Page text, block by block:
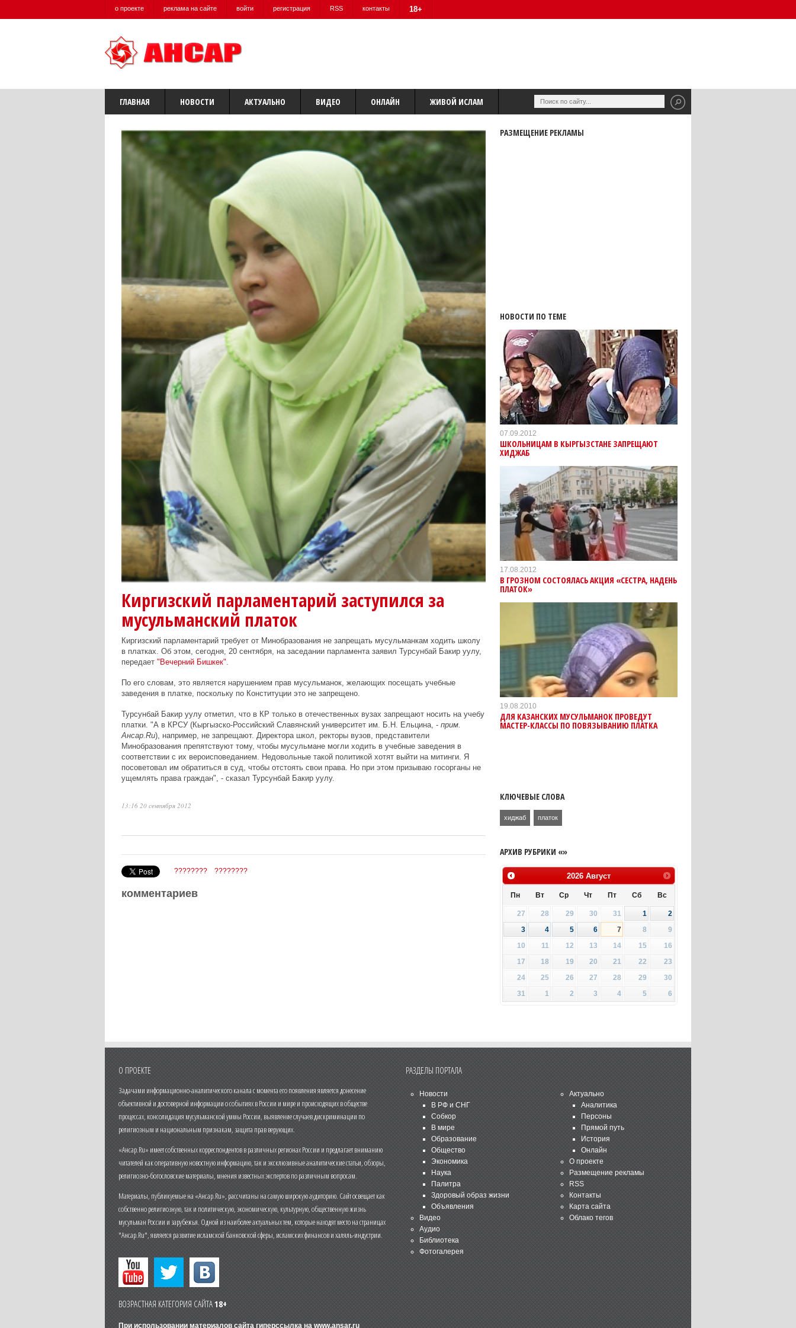
о проекте реклама на сайте войти регистрация RSS контакты 18+
ГЛАВНАЯ НОВОСТИ АКТУАЛЬНО ВИДЕО ОНЛАЙН ЖИВОЙ ИСЛАМ
Киргизский парламентарий заступился за
мусульманский платок
Киргизский парламентарий требует от Минобразования не запрещать мусульманкам ходить школу
в платках. Об этом, сегодня, 20 сентября, на заседании парламента заявил Турсунбай Бакир уулу,
передает "Вечерний Бишкек".
По его словам, это является нарушением прав мусульманок, желающих посещать учебные
заведения в платке, поскольку по Конституции это не запрещено.
Турсунбай Бакир уулу отметил, что в КР только в отечественных вузах запрещают носить на учебу
платки. "А в КРСУ (Кыргызско-Российский Славянский университет им. Б.Н. Ельцина, -прим.
Ансар.Ru), например, не запрещают. Директора школ, ректоры вузов, представители
Минобразования препятствуют тому, чтобы мусульмане могли ходить в учебные заведения в
соответствии с их вероисповеданием. Недовольные такой политикой хотят выйти на митинги. Я
посоветовал им обратиться в суд, чтобы отстоять свои права. Но при этом призываю госорганы не
ущемлять права граждан", - сказал Турсунбай Бакир уулу.
13:16 20 сентября 2012
???????? ????????
комментариев
РАЗМЕЩЕНИЕ РЕКЛАМЫ
НОВОСТИ ПО ТЕМЕ
07.09.2012
ШКОЛЬНИЦАМ В КЫРГЫЗСТАНЕ ЗАПРЕЩАЮТ
ХИДЖАБ
17.08.2012
В ГРОЗНОМ СОСТОЯЛАСЬ АКЦИЯ «СЕСТРА, НАДЕНЬ
ПЛАТОК»
19.08.2010
ДЛЯ КАЗАНСКИХ МУСУЛЬМАНОК ПРОВЕДУТ
МАСТЕР-КЛАССЫ ПО ПОВЯЗЫВАНИЮ ПЛАТКА
КЛЮЧЕВЫЕ СЛОВА
хиджаб платок
АРХИВ РУБРИКИ «»
2026 Август
Пн Вт Ср Чт Пт Сб Вс
27 28 29 30 31 1
2
3
4 5 6 7 8
9
10
11 12 13 14 15
16
17
18 19 20 21 22
23
24
25 26 27 28 29
30
31
1 2 3 4 5 6
О ПРОЕКТЕ
Задачами информационно-аналитического канала с момента его появления является донесение
объективной и достоверной информации о событиях в России и мире и происходящих в обществе
процессах, консолидация мусульманской уммы России, выявление случаев дискриминации по
религиозным и национальным признакам, защита прав верующих.
«Ансар.Ru» имеет собственных корреспондентов в различных регионах России и предлагает вниманию
читателей как оперативную новостную информацию, так и эксклюзивные аналитические статьи, обзоры,
религиозно-богословские материалы, мнения известных экспертов по различным вопросам.
Материалы, публикуемые на «Ансар.Ru», рассчитаны на самую широкую аудиторию. Сайт освещает как
собственно религиозную, так и политическую, экономическую, культурную, общественную жизнь
мусульман России и зарубежья. Одной из наиболее актуальных тем, которые находят место на страницах
"Ансар.Ru", является развитие исламской банковской сферы, исламских финансов и халяль-индустрии.
ВОЗРАСТНАЯ КАТЕГОРИЯ САЙТА18+
При использовании материалов сайта гиперссылка на www.ansar.ru
РАЗДЕЛЫ ПОРТАЛА
Новости
В РФ и СНГ
Собкор
В мире
Образование
Общество
Экономика
Наука
Палитра
Здоровый образ жизни
Объявления
Видео
Аудио
Библиотека
Фотогалерея
Актуально
Аналитика
Персоны
Прямой путь
История
Онлайн
О проекте
Размещение рекламы
RSS
Контакты
Карта сайта
Облако тегов